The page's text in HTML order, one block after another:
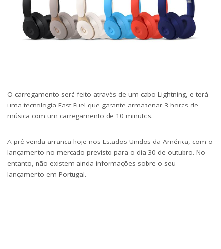
O carregamento será feito através de um cabo Lightning, e terá
uma tecnologia Fast Fuel que garante armazenar 3 horas de
música com um carregamento de 10 minutos.
A pré-venda arranca hoje nos Estados Unidos da América, com o
lançamento no mercado previsto para o dia 30 de outubro. No
entanto, não existem ainda informações sobre o seu
lançamento em Portugal.